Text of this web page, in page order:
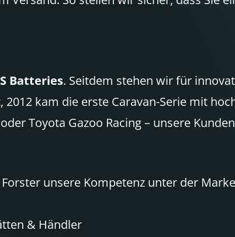
Batteries. Seitdem stehen wir für
kam die erste Caravan-Serie mit
Toyota Gazoo Racing – unsere
unsere Kompetenz unter der Marke
& Händler